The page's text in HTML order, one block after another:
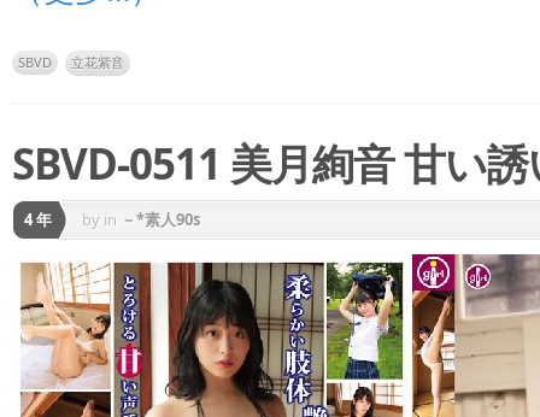
SBVD 立花紫音
SBVD-0511 美月絢音 甘い
4 年 by in －*素人90s